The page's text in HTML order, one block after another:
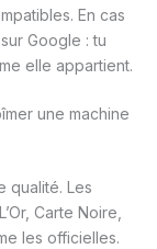
En cas
Google : tu
elle appartient.
une machine
qualité. Les
Carte Noire,
les officielles.